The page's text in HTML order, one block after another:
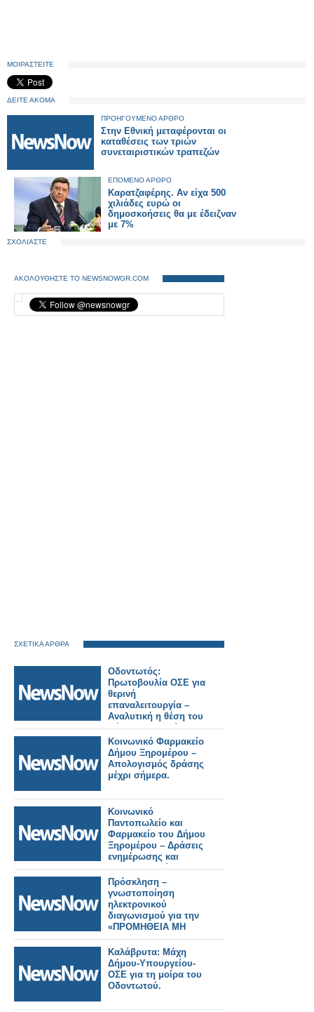
ΜΟΙΡΑΣΤΕΙΤΕ
ΔΕΙΤΕ ΑΚΟΜΑ
ΠΡΟΗΓΟΥΜΕΝΟ ΑΡΘΡΟ
Στην Εθνική μεταφέρονται οι
καταθέσεις των τριών
συνεταιριστικών τραπεζών
ΕΠΟΜΕΝΟ ΑΡΘΡΟ
Καρατζαφέρης. Αν είχα 500
χιλιάδες ευρώ οι
δημοσκοήσεις θα με έδειζναν
με 7%
ΣΧΟΛΙΑΣΤΕ
ΑΚΟΛΟΥΘΗΣΤΕ ΤΟ NEWSNOWGR.COM
ΣΧΕΤΙΚΑ ΑΡΘΡΑ
Οδοντωτός:
Πρωτοβουλία ΟΣΕ για
θερινή
επαναλειτουργία –
Αναλυτική η θέση του
Δήμου Καλαβρύτων.
Κοινωνικό Φαρμακείο
Δήμου Ξηρομέρου –
Απολογισμός δράσης
μέχρι σήμερα.
Κοινωνικό
Παντοπωλείο και
Φαρμακείο του Δήμου
Ξηρομέρου – Δράσεις
ενημέρωσης και
ευαισθητοποίησης σε
σχολεία.
Πρόσκληση –
γνωστοποίηση
ηλεκτρονικού
διαγωνισμού για την
«ΠΡΟΜΗΘΕΙΑ ΜΗ
ΜΟΝΙΜΟΥ
ΕΞΟΠΛΙΣΜΟΥ ΓΙΑ ΤΗ
ΒΕΛΤΙΩΣΗ ΤΗΣ
ΠΡΟΣΒΑΣΙΜΟΤΗΤΑΣ
ΣΕ ΠΑΡΑΛΙΕΣ ΤΟΥ
Καλάβρυτα: Μάχη
Δήμου-Υπουργείου-
ΟΣΕ για τη μοίρα του
Οδοντωτού.